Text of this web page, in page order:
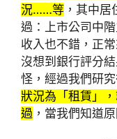
況……等 ，其中
過：上市公司中
收入也不錯，正
沒想到銀行評分
怪，經過我們研
狀況為「租賃」
過 ，當我們知道